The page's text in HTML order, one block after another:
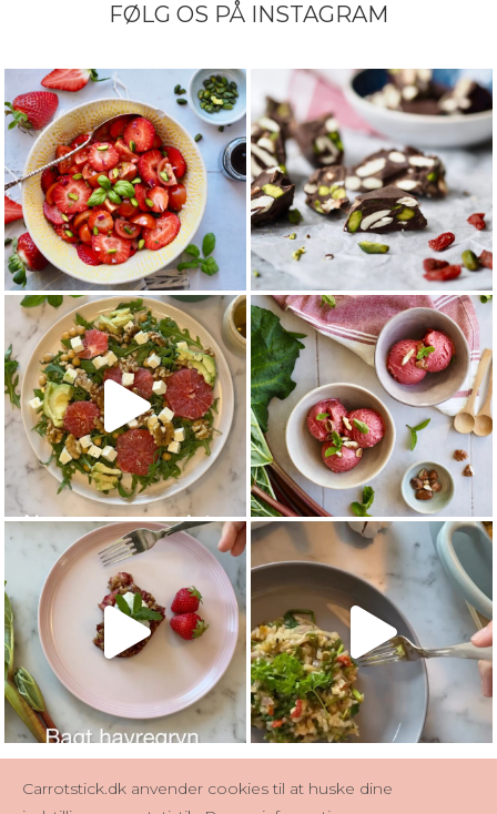
FØLG OS PÅ INSTAGRAM
Carrotstick.dk anvender cookies til at huske dine